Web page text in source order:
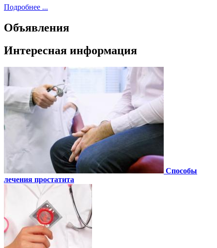
Подробнее ...
Объявления
Интересная информация
Способы
лечения простатита